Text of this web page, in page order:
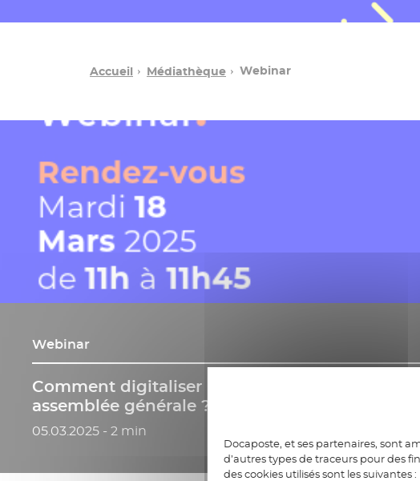
Accueil Médiathèque Webinar
Webinar
Comment digitaliser le vote des résolutions lors
assemblée générale ?
Date de publication
05.03.2025 - 2 min
Docaposte, et ses partenaires, sont
d’autres types de traceurs pour des
des cookies utilisés sont les suivantes :